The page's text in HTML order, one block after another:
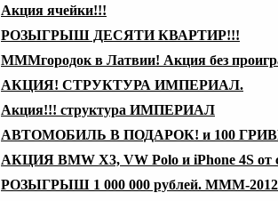
Акция ячейки!!!
РОЗЫГРЫШ ДЕСЯТИ КВАРТИР!!!
МММгородок в Латвии! Акция без
АКЦИЯ! СТРУКТУРА ИМПЕРИАЛ.
Акция!!! структура ИМПЕРИАЛ
АВТОМОБИЛЬ В ПОДАРОК! и 100
АКЦИЯ BMW X3, VW Polo и iPhone 4S
РОЗЫГРЫШ 1 000 000 рублей. МММ-